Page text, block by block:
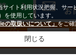
お
新規登録
サイト利用状況把握、サー
を使用しています。
の取扱いについて」をご
閉じる